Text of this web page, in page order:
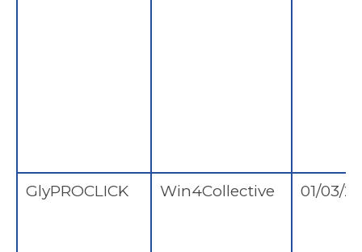
GlyPROCLICK Win4Collective 01/03/